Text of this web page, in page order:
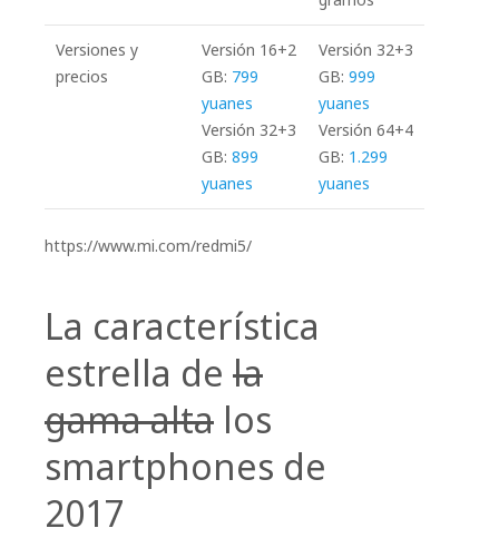
Versiones y
precios
Versión 16+2
GB: 799
yuanes
Versión 32+3
GB: 899
yuanes
Versión 32+3
GB: 999
yuanes
Versión 64+4
GB: 1.299
yuanes
https://www.mi.com/redmi5/
La característica
estrella de la
gama alta los
smartphones de
2017